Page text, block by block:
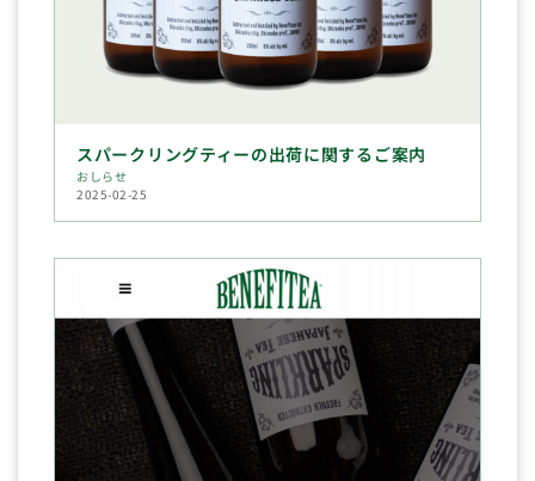
スパークリングティーの出荷に関するご案内
おしらせ
2025-02-25